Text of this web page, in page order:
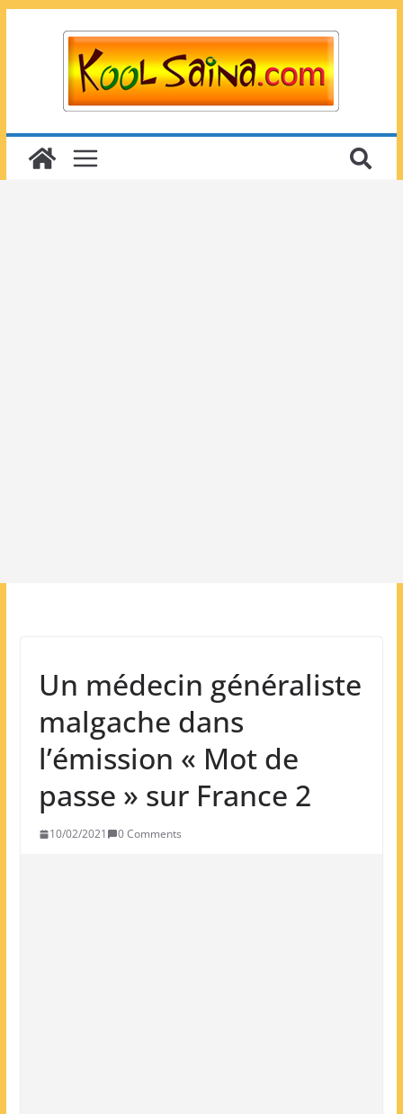
Un médecin généraliste
malgache dans
l’émission « Mot de
passe » sur France 2
10/02/2021 0 Comments